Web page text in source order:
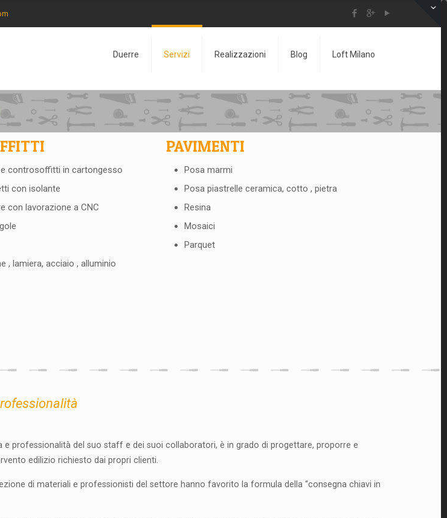
Duerre Servizi Realizzazioni Blog Loft Milano
Impianti elettrici, fotovoltaici e tecnologici
controsoffitti in cartongesso
con isolante
con lavorazione a CNC
, lamiera, acciaio , alluminio
PAVIMENTI
Posa marmi
Posa piastrelle ceramica, cotto , pietra
Resina
Mosaici
Parquet
e professionalità del suo staff e dei suoi collaboratori, è in grado di progettare, proporre e
edilizio richiesto dai propri clienti.
di materiali e professionisti del settore hanno favorito la formula della “consegna chiavi in